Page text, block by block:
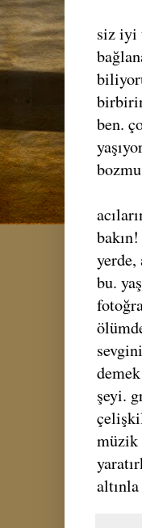
siz iyi
ben.
bu.
şeyi.
müzik